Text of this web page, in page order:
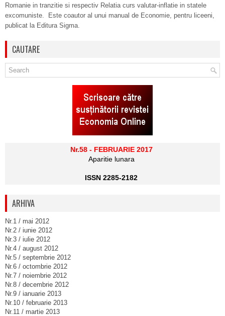
Romanie in tranzitie si respectiv Relatia curs valutar-inflatie in statele
excomuniste. Este coautor al unui manual de Economie, pentru liceeni,
publicat la Editura Sigma.
CAUTARE
Nr.58 - FEBRUARIE 2017
Aparitie lunara
ISSN 2285-2182
ARHIVA
Nr.1 / mai 2012
Nr.2 / iunie 2012
Nr.3 / iulie 2012
Nr.4 / august 2012
Nr.5 / septembrie 2012
Nr.6 / octombrie 2012
Nr.7 / noiembrie 2012
Nr.8 / decembrie 2012
Nr.9 / ianuarie 2013
Nr.10 / februarie 2013
Nr.11 / martie 2013